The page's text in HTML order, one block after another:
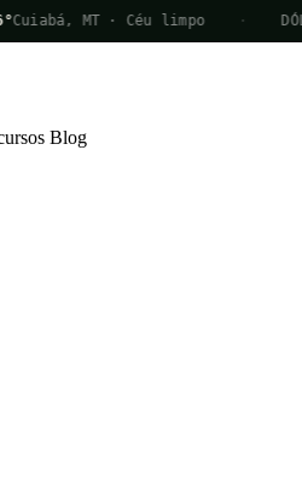
MT · Céu limpo
Blog